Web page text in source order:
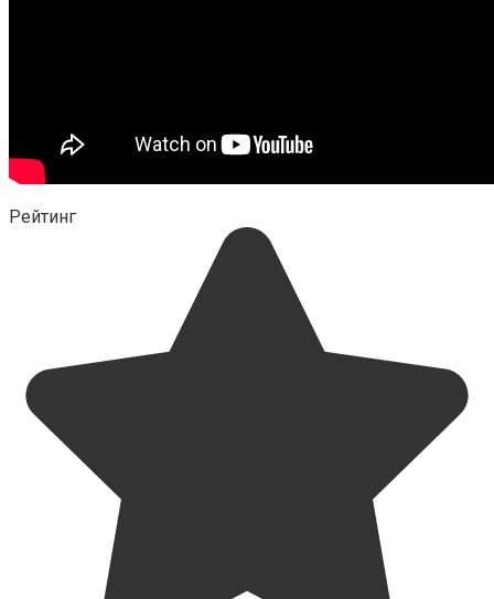
Рейтинг